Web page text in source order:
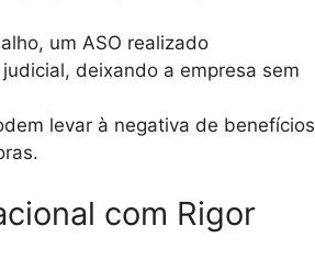
um ASO realizado
deixando a empresa sem
levar à negativa de benefícios
com Rigor